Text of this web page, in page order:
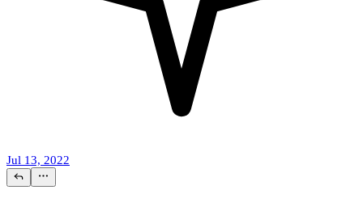
Jul 13, 2022